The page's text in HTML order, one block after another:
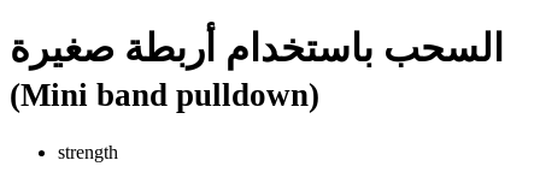
السحب باستخدام أربطة صغيرة
(Mini band pulldown)
strength